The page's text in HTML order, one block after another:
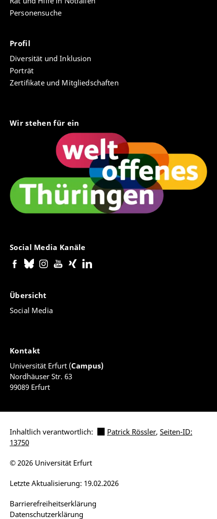
Personensuche
Profil
Diversität und Inklusion
Porträt
Zertifikate und Mitgliedschaften
Wir stehen für ein
Social Media Kanäle
Übersicht
Social Media
Kontakt
Universität Erfurt (Campus)
Nordhäuser Str. 63
99089 Erfurt
Inhaltlich verantwortlich: Patrick Rössler, Seiten-ID:
13750
Barrierefreiheitserklärung
Datenschutzerklärung
Letzte Aktualisierung: 19.02.2026
© 2026 Universität Erfurt